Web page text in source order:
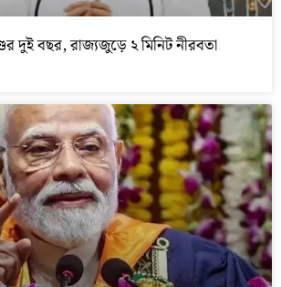
দুই বছর, রাজ্যজুড়ে ২ মিনিট নীরবতা